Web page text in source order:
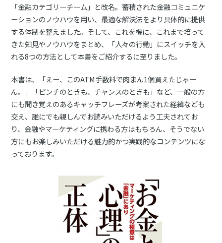
「金融カテゴリーチーム」と改名。蓄積された金融コミュニケ
ーションのノウハウを用い、最適な解決法をより具体的に提供
する体制を整えました。そして、これを機に、これまで培って
きた知見やノウハウをまとめ、「人々の行動」にスイッチを入
れる8つの方法として本書をご紹介するに至りました。
本書は、「えー、このATM手数料で肉まん1個買えたじゃー
ん。」「ピンチのときも、チャンスのときも」など、一般の方
にも聞き覚えのあるキャッチフレーズが考案された経緯なども
交え、誰にでも親しんでお読みいただけるよう工夫されてお
り、金融やマーケティングに携わる方はもちろん、そうでない
方にもお楽しみいただける魅力的かつ実践的なコンテンツにな
っております。